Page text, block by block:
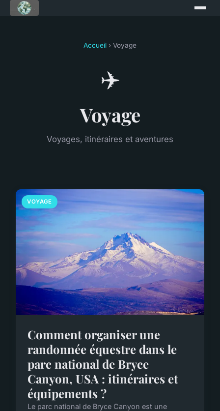
Accueil › Voyage
✈️
Voyage
Voyages, itinéraires et aventures
VOYAGE
Comment organiser une
randonnée équestre dans le
parc national de Bryce
Canyon, USA : itinéraires et
équipements ?
Le parc national de Bryce Canyon est une